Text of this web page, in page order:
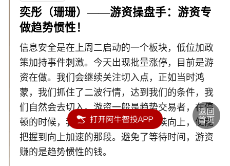
奕彤（珊珊）——游资操盘手：游资专
做趋势惯性！
信息安全是在上周二启动的一个板块，低位加政
策加持事件刺激。今天出现批量涨停，目前是游
资在做。我们会继续关注切入点，正如当时鸿
蒙，我们抓住了二波行情，达到我们的条件，我
们自然会去切入。游资一般是趋势交易者，在停
顿的时候，我们切入，趋势如果继续向上，便能
把握到向上加速的那段。避免了等待时间，游资
赚的是趋势惯性的钱。